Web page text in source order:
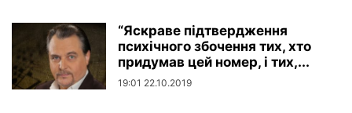
“Яскраве підтвердження
психічного збочення тих, хто
придумав цей номер, і тих,...
19:01 22.10.2019